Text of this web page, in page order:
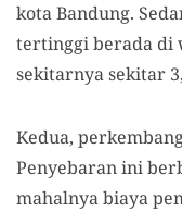
kota Bandung.
tertinggi berada di
sekitarnya sekitar
Kedua,
Penyebaran ini
mahalnya biaya